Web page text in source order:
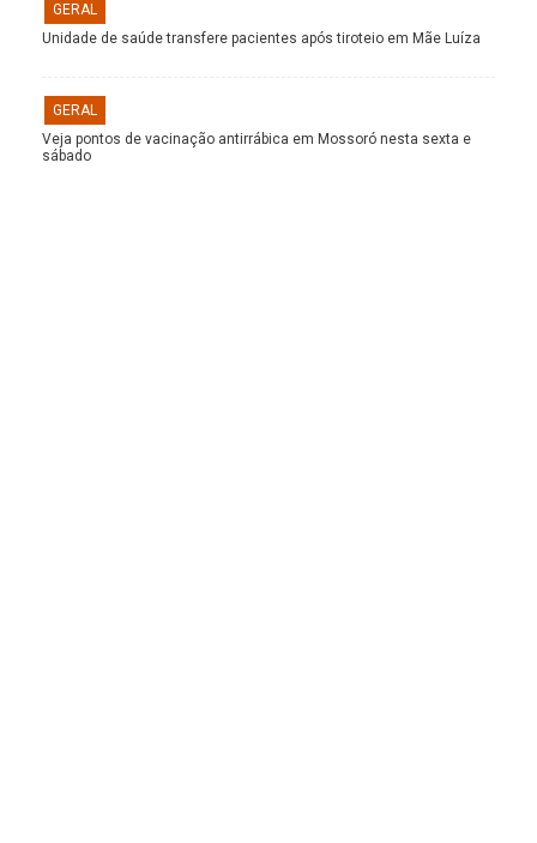
GERAL
Unidade de saúde transfere pacientes após tiroteio em Mãe Luíza
GERAL
Veja pontos de vacinação antirrábica em Mossoró nesta sexta e
sábado